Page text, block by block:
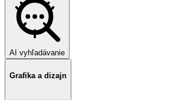
AI vyhľadávanie
Grafika a dizajn